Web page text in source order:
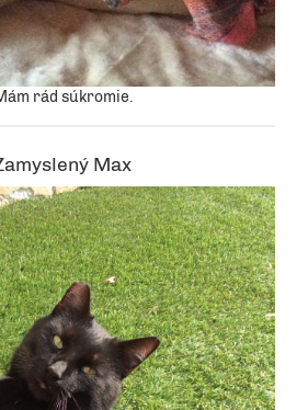
rád súkromie.
Max